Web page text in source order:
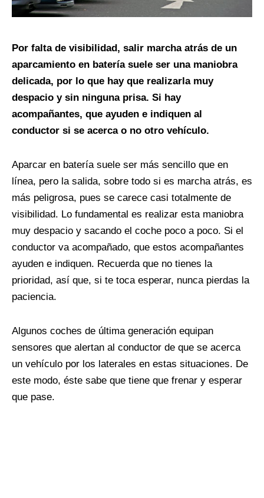
Por falta de visibilidad, salir marcha atrás de un
aparcamiento en batería suele ser una maniobra
delicada, por lo que hay que realizarla muy
despacio y sin ninguna prisa. Si hay
acompañantes, que ayuden e indiquen al
conductor si se acerca o no otro vehículo.
Aparcar en batería suele ser más sencillo que en
línea, pero la salida, sobre todo si es marcha atrás, es
más peligrosa, pues se carece casi totalmente de
visibilidad. Lo fundamental es realizar esta maniobra
muy despacio y sacando el coche poco a poco. Si el
conductor va acompañado, que estos acompañantes
ayuden e indiquen. Recuerda que no tienes la
prioridad, así que, si te toca esperar, nunca pierdas la
paciencia.
Algunos coches de última generación equipan
sensores que alertan al conductor de que se acerca
un vehículo por los laterales en estas situaciones. De
este modo, éste sabe que tiene que frenar y esperar
que pase.